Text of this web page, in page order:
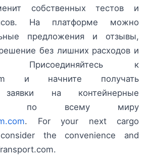
собственных тестов и
На платформе можно
предложения и отзывы,
без лишних расходов и
Присоединяйтесь к
и начните получать
заявки на контейнерные
по всему миру
. For your next cargo
the convenience and